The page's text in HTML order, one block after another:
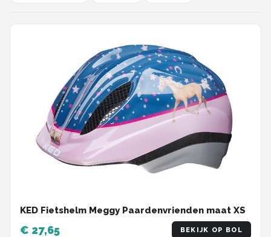
KED Fietshelm Meggy Paardenvrienden maat XS
€ 27,65 BEKIJK OP BOL